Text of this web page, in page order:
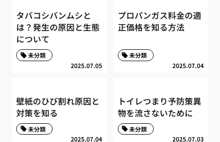
タバコシバンムシと
は？発生の原因と生態
について
2025.07.05
未分類
プロパンガス料金の適
正価格を知る方法
2025.07.04
未分類
壁紙のひび割れ原因と
対策を知る
2025.07.04
未分類
トイレつまり予防策異
物を流さないために
2025.07.03
未分類